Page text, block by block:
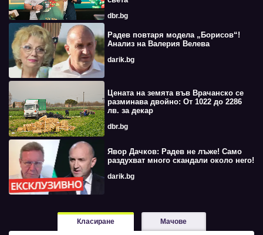
dbr.bg
Радев повтаря модела „Борисов“!
Анализ на Валерия Велева
darik.bg
Цената на земята във Врачанско се
разминава двойно: От 1022 до 2286
лв. за декар
dbr.bg
Явор Дачков: Радев не лъже! Само
раздухват много скандали около него!
darik.bg
Класиране Мачове